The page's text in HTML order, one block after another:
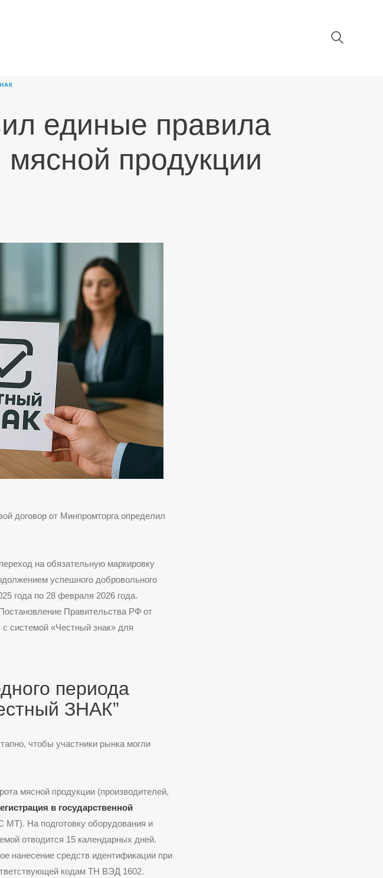
единые правила
продукции
договор от Минпромторга определил
на обязательную маркировку
успешного добровольного
года по 28 февраля 2026 года.
Правительства РФ от
системой «Честный знак» для
периода
ЗНАК”
чтобы участники рынка могли
мясной продукции (производителей,
в государственной
На подготовку оборудования и
отводится 15 календарных дней.
нанесение средств идентификации при
кодам ТН ВЭД 1602.